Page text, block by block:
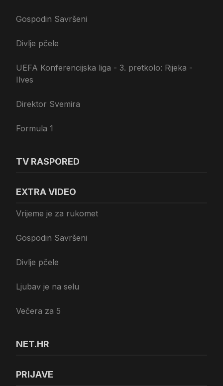
Gospodin Savršeni
Divlje pčele
UEFA Konferencijska liga - 3. pretkolo: Rijeka -
Ilves
Direktor Svemira
Formula 1
TV RASPORED
EXTRA VIDEO
Vrijeme je za rukomet
Gospodin Savršeni
Divlje pčele
Ljubav je na selu
Večera za 5
NET.HR
PRIJAVE